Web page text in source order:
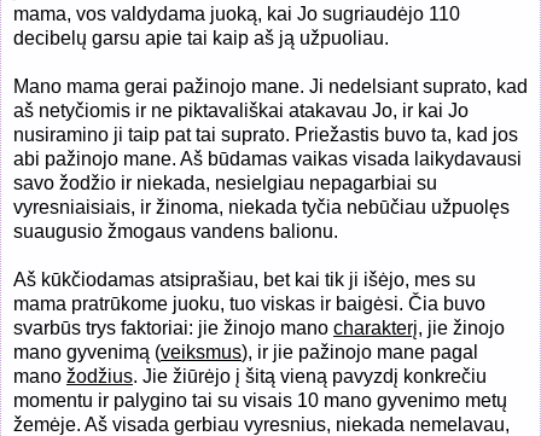
mama, vos valdydama juoką, kai Jo sugriaudėjo 110
decibelų garsu apie tai kaip aš ją užpuoliau.
Mano mama gerai pažinojo mane. Ji nedelsiant suprato, kad
aš netyčiomis ir ne piktavališkai atakavau Jo, ir kai Jo
nusiramino ji taip pat tai suprato. Priežastis buvo ta, kad jos
abi pažinojo mane. Aš būdamas vaikas visada laikydavausi
savo žodžio ir niekada, nesielgiau nepagarbiai su
vyresniaisiais, ir žinoma, niekada tyčia nebūčiau užpuolęs
suaugusio žmogaus vandens balionu.
Aš kūkčiodamas atsiprašiau, bet kai tik ji išėjo, mes su
mama pratrūkome juoku, tuo viskas ir baigėsi. Čia buvo
svarbūs trys faktoriai: jie žinojo mano charakterį, jie žinojo
mano gyvenimą (veiksmus), ir jie pažinojo mane pagal
mano žodžius. Jie žiūrėjo į šitą vieną pavyzdį konkrečiu
momentu ir palygino tai su visais 10 mano gyvenimo metų
žemėje. Aš visada gerbiau vyresnius, niekada nemelavau,